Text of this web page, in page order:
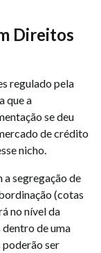
Direitos
regulado pela
que a
se deu
de crédito
nicho.
a segregação de
(cotas
no nível da
dentro de uma
poderão ser